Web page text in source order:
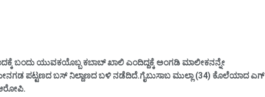
ಬಂದು ಯುವಕಯೊಬ್ಬ ಕಬಾಬ್ ಖಾಲಿ ಎಂದಿದ್ದಕ್ಕೆ ಅಂಗಡಿ ಮಾಲೀಕನನ್ನೇ
ಪಟ್ಟಣದ ಬಸ್ ನಿಲ್ದಾಣದ ಬಳಿ ನಡೆದಿದೆ.ಗೈಬುಸಾಬ ಮುಲ್ಲಾ (34) ಕೊಲೆಯಾದ ಎಗ್